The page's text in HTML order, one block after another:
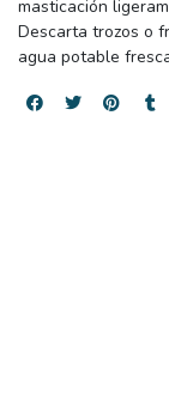
masticación
Descarta trozos o
agua potable